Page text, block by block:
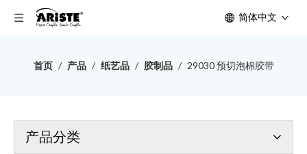
简体中文
首页 / 产品 / 纸艺品 / 胶制品 / 29030 预切泡棉胶带
产品分类